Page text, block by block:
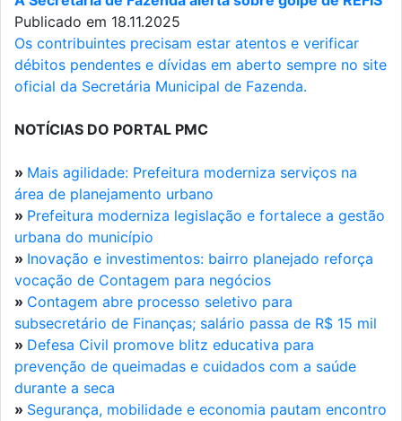
Publicado em 18.11.2025
Os contribuintes precisam estar atentos e verificar
débitos pendentes e dívidas em aberto sempre no site
oficial da Secretária Municipal de Fazenda.
NOTÍCIAS DO PORTAL PMC
» Mais agilidade: Prefeitura moderniza serviços na
área de planejamento urbano
» Prefeitura moderniza legislação e fortalece a gestão
urbana do município
» Inovação e investimentos: bairro planejado reforça
vocação de Contagem para negócios
» Contagem abre processo seletivo para
subsecretário de Finanças; salário passa de R$ 15 mil
» Defesa Civil promove blitz educativa para
prevenção de queimadas e cuidados com a saúde
durante a seca
» Segurança, mobilidade e economia pautam encontro